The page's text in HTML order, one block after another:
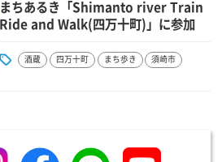
まちあるき「Shimanto river Train
Ride and Walk(四万十町)」に参加
酒蔵 四万十町 まち歩き 須崎市